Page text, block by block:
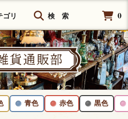
ゴリ 検 索 0
青色 赤色 黒色